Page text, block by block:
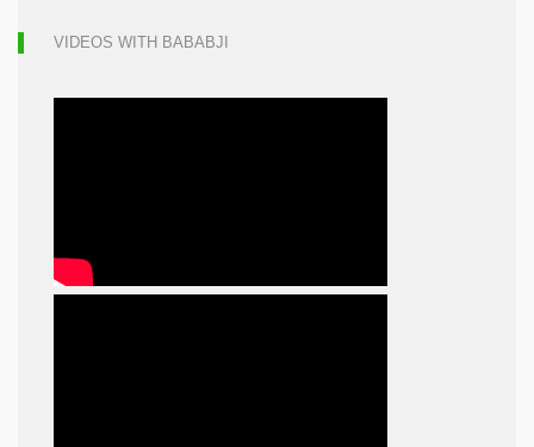
VIDEOS WITH BABABJI